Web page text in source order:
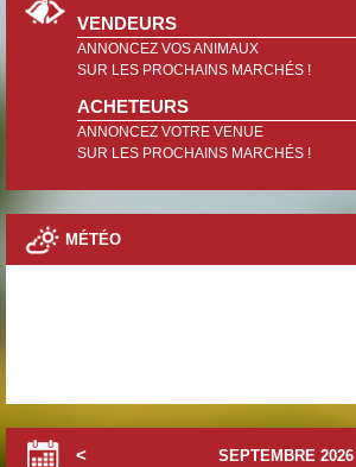
VENDEURS
ANNONCEZ VOS ANIMAUX
SUR LES PROCHAINS MARCHÉS !
ACHETEURS
ANNONCEZ VOTRE VENUE
SUR LES PROCHAINS MARCHÉS !
MÉTÉO
SEPTEMBRE 2026